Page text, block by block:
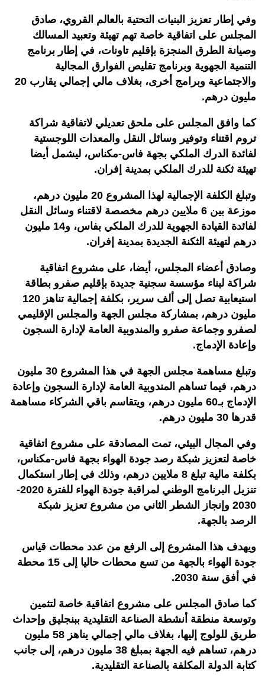
وفي إطار تعزيز البنيات التحتية بالعالم القروي، صادق
المجلس على اتفاقية خاصة تهم تهيئة وتعبيد المسالك
وصيانة الطرق المنجزة بإقليم تاونات، في إطار برنامج
التنمية الجهوية وبرنامج تقليص الفوارق المجالية
والاجتماعية وبرامج أخرى، بغلاف مالي إجمالي يقارب 20
مليون درهم.
كما وافق المجلس على ملحق تعديلي لاتفاقية شراكة
تروم اقتناء وتوفير وسائل النقل والمعدات اللوجستية
لفائدة الدرك الملكي بجهة فاس-مكناس، ليشمل أيضا
تهيئة ثكنة للدرك الملكي بمدينة إفران.
وتبلغ الكلفة الإجمالية لهذا المشروع 20 مليون درهم،
موزعة بين 6 ملايين درهم مخصصة لاقتناء وسائل النقل
لفائدة القيادة الجهوية للدرك الملكي بفاس، و14 مليون
درهم لتهيئة الثكنة الجديدة بمدينة إفران.
وصادق أعضاء المجلس، أيضا، على مشروع اتفاقية
شراكة لبناء مؤسسة سجنية جديدة بإقليم صفرو بطاقة
استيعابية تصل إلى ألف سرير، بكلفة إجمالية تناهز 120
مليون درهم، بمشاركة مجلس الجهة والمجلس الإقليمي
لصفرو وجماعة صفرو والمندوبية العامة لإدارة السجون
وإعادة الإدماج.
وتبلغ مساهمة مجلس الجهة في هذا المشروع 30 مليون
درهم، فيما تساهم المندوبية العامة لإدارة السجون وإعادة
الإدماج بـ60 مليون درهم، ويتقاسم باقي الشركاء مساهمة
قدرها 30 مليون درهم.
وفي المجال البيئي، تمت المصادقة على مشروع اتفاقية
خاصة لتعزيز شبكة رصد جودة الهواء بجهة فاس-مكناس،
بكلفة مالية تبلغ 8 ملايين درهم، وذلك في إطار استكمال
تنزيل البرنامج الوطني لمراقبة جودة الهواء للفترة 2020-
2030 وإنجاز الشطر الثاني من مشروع تعزيز شبكة
الرصد بالجهة.
ويهدف هذا المشروع إلى الرفع من عدد محطات قياس
جودة الهواء بالجهة من تسع محطات حاليا إلى 15 محطة
في أفق سنة 2030.
كما صادق المجلس على مشروع اتفاقية خاصة لتثمين
وتوسعة منطقة أنشطة الصناعة التقليدية ببنجليق وإحداث
طريق للولوج إليها، بغلاف مالي إجمالي يناهز 58 مليون
درهم، تساهم فيه الجهة بمبلغ 38 مليون درهم، إلى جانب
كتابة الدولة المكلفة بالصناعة التقليدية.